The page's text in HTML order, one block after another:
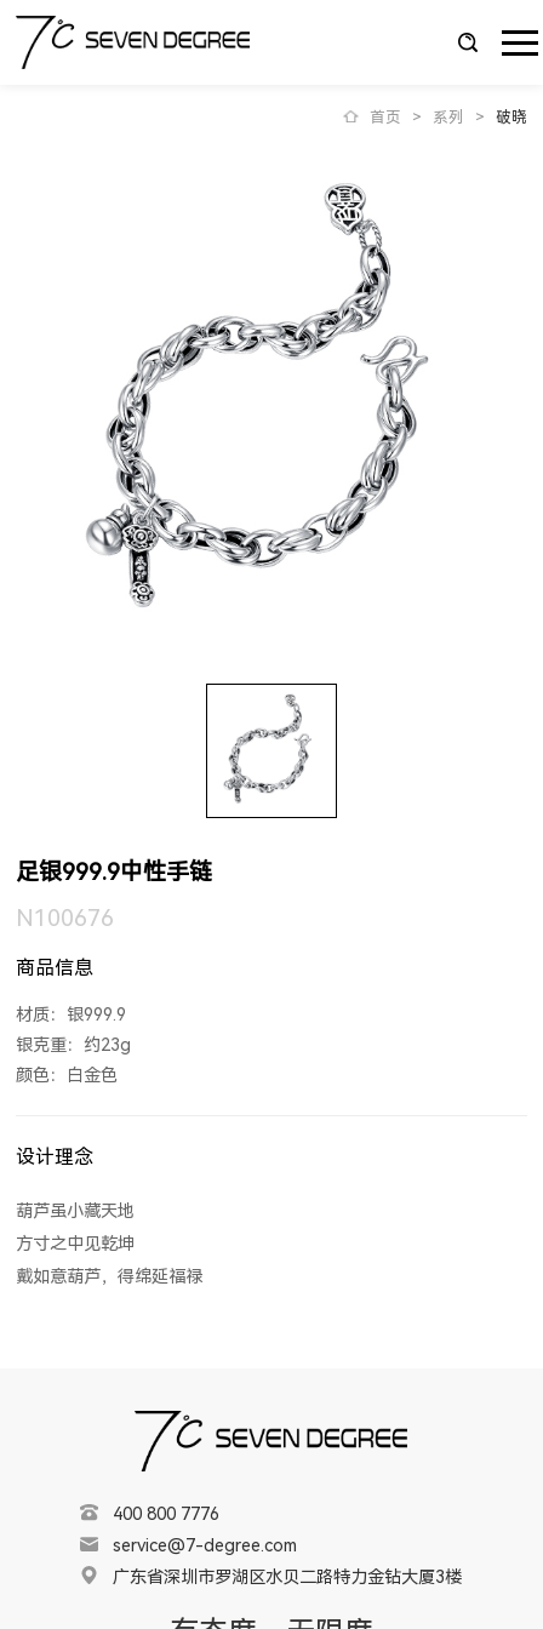
首页 > 系列 > 破晓
足银999.9中性手链
N100676
商品信息
材质：银999.9
银克重：约23g
颜色：白金色
设计理念
葫芦虽小藏天地
方寸之中见乾坤
戴如意葫芦，得绵延福禄
400 800 7776
service@7-degree.com
广东省深圳市罗湖区水贝二路特力金钻大厦3楼